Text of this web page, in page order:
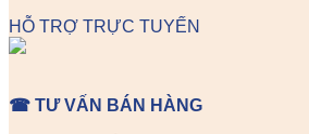
HỖ TRỢ TRỰC TUYẾN
☎ TƯ VẤN BÁN HÀNG